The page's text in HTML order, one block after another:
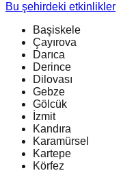
Bu şehirdeki etkinlikler
Başiskele
Çayırova
Darıca
Derince
Dilovası
Gebze
Gölcük
İzmit
Kandıra
Karamürsel
Kartepe
Körfez